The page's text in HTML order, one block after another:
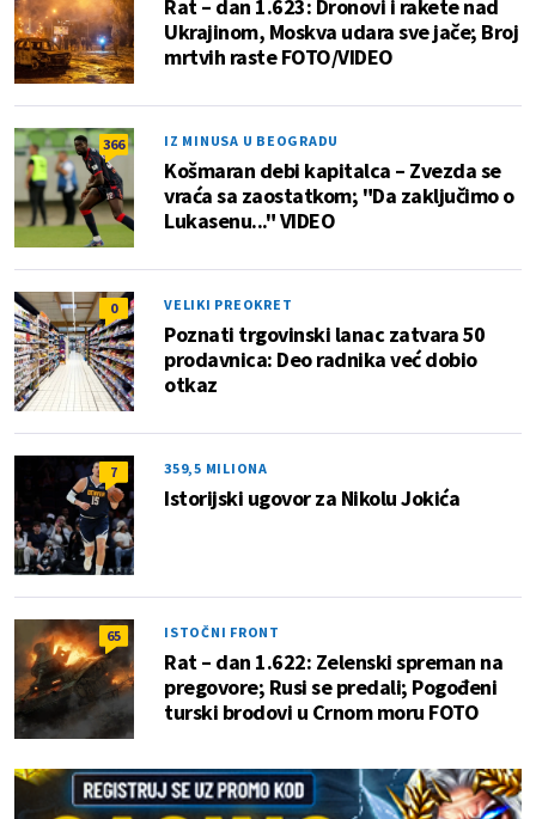
Rat – dan 1.623: Dronovi i rakete nad
Ukrajinom, Moskva udara sve jače; Broj
mrtvih raste FOTO/VIDEO
366 IZ MINUSA U BEOGRADU
Košmaran debi kapitalca – Zvezda se
vraća sa zaostatkom; "Da zaključimo o
Lukasenu..." VIDEO
0 VELIKI PREOKRET
Poznati trgovinski lanac zatvara 50
prodavnica: Deo radnika već dobio
otkaz
7 359,5 MILIONA
Istorijski ugovor za Nikolu Jokića
65 ISTOČNI FRONT
Rat – dan 1.622: Zelenski spreman na
pregovore; Rusi se predali; Pogođeni
turski brodovi u Crnom moru FOTO